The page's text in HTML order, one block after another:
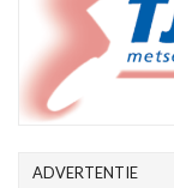
ADVERTENTIE